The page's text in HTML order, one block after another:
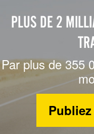
PLUS DE 2
Par plus de 355